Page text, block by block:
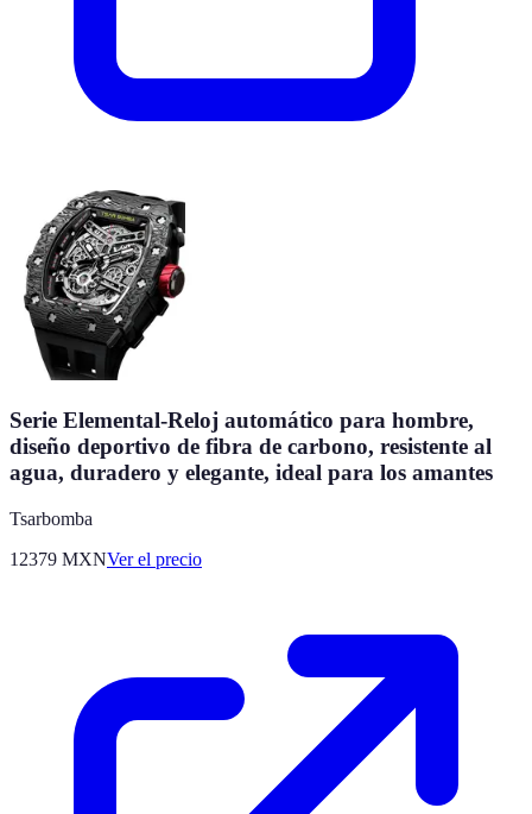
Serie Elemental-Reloj automático para hombre,
diseño deportivo de fibra de carbono, resistente al
agua, duradero y elegante, ideal para los amantes
Tsarbomba
12379 MXNVer el precio